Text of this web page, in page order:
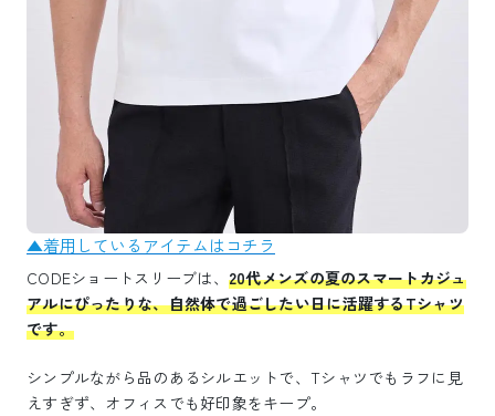
▲着用しているアイテムはコチラ
CODEショートスリーブは、 20代メンズの夏のスマートカジュ
アルにぴったりな、自然体で過ごしたい日に活躍するTシャツ
です。
シンプルながら品のあるシルエットで、Tシャツでもラフに見
えすぎず、オフィスでも好印象をキープ。